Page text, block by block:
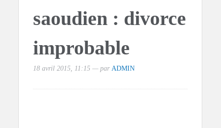
saoudien : divorce
improbable
18 avril 2015, 11:15 — par ADMIN